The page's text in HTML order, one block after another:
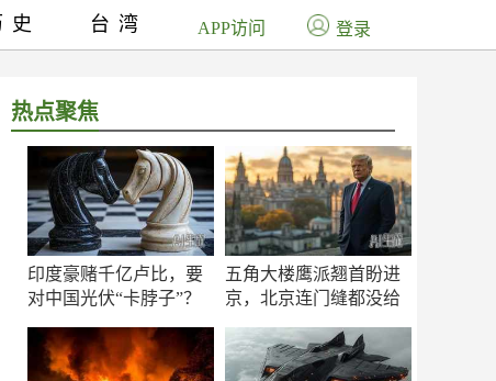
热点聚焦
印度豪赌千亿卢比，要
对中国光伏“卡脖子”？
五角大楼鹰派翘首盼进
京，北京连门缝都没给
史 台湾 APP访问 登录